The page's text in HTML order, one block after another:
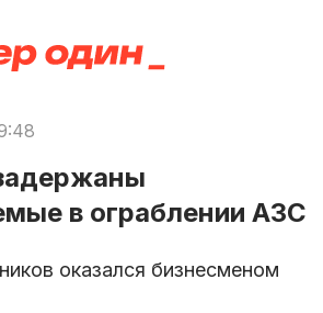
в ограблении АЗС
оказался бизнесменом